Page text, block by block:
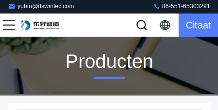
yubin@dswintec.com 86-551-65303291
Citaat
Producten